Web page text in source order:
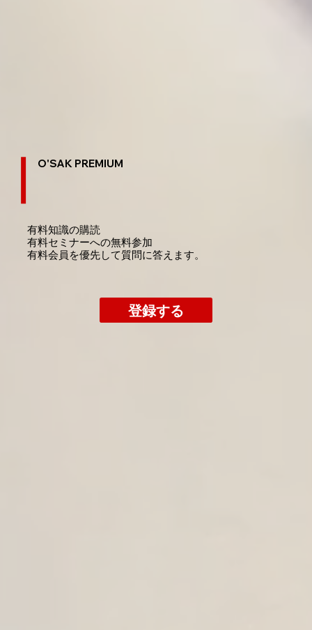
O'SAK PREMIUM
有料知識の購読
​有料セミナーへの無料参加
​有料会員を優先して質問に答えます。
登録する